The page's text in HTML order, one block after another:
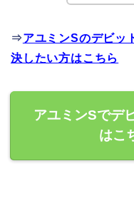
⇒アユミンSのデビッ
決したい方はこちら
アユミンSでデ
はこ